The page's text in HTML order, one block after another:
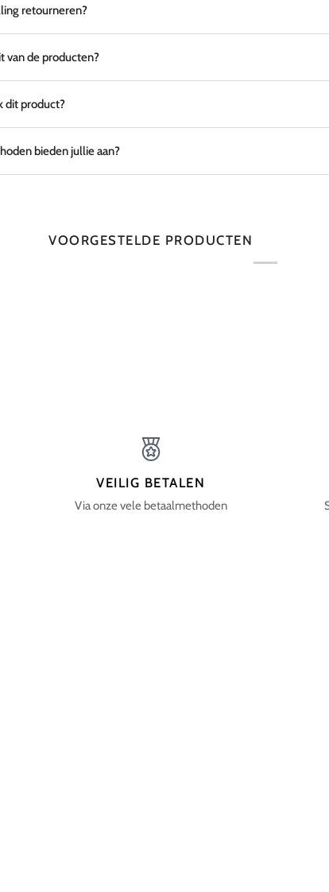
retourneren?
van de producten?
dit product?
bieden jullie aan?
VOORGESTELDE PRODUCTEN
VEILIG BETALEN
Via onze vele betaalmethoden